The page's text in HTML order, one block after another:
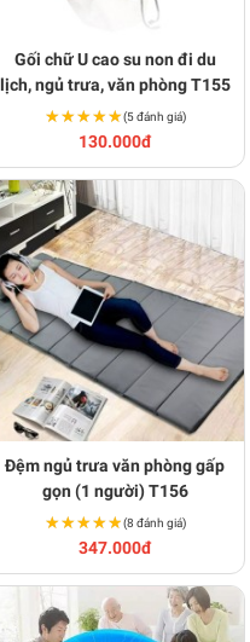
Gối chữ U cao su non đi du
lịch, ngủ trưa, văn phòng T155
★★★★★
★★★★★(5 đánh giá)
130.000đ
Đệm ngủ trưa văn phòng gấp
gọn (1 người) T156
★★★★★
★★★★★(8 đánh giá)
347.000đ